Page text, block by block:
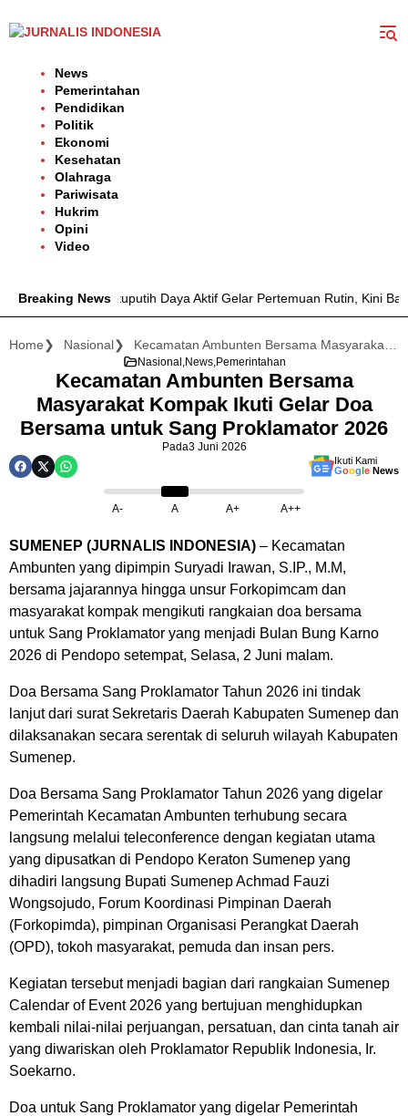
ke
News
Pemerintahan
Pendidikan
Politik
Ekonomi
Kesehatan
Olahraga
Pariwisata
Hukrim
Opini
Video
Breaking News
Desa Batuputih Daya Aktif Gelar Pertemuan Rutin, Kini Bahas
Home Nasional
Nasional News Pemerintahan
Kecamatan Ambunten Bersama
Masyarakat Kompak Ikuti Gelar Doa
Bersama untuk Sang Proklamator 2026
Pada3 Juni 2026
Ikuti Kami
Google News
A- A A+ A++
SUMENEP (JURNALIS INDONESIA) – Kecamatan
Ambunten yang dipimpin Suryadi Irawan, S.IP., M.M,
bersama jajarannya hingga unsur Forkopimcam dan
masyarakat kompak mengikuti rangkaian doa bersama
untuk Sang Proklamator yang menjadi Bulan Bung Karno
2026 di Pendopo setempat, Selasa, 2 Juni malam.
Doa Bersama Sang Proklamator Tahun 2026 ini tindak
lanjut dari surat Sekretaris Daerah Kabupaten Sumenep dan
dilaksanakan secara serentak di seluruh wilayah Kabupaten
Sumenep.
Doa Bersama Sang Proklamator Tahun 2026 yang digelar
Pemerintah Kecamatan Ambunten terhubung secara
langsung melalui teleconference dengan kegiatan utama
yang dipusatkan di Pendopo Keraton Sumenep yang
dihadiri langsung Bupati Sumenep Achmad Fauzi
Wongsojudo, Forum Koordinasi Pimpinan Daerah
(Forkopimda), pimpinan Organisasi Perangkat Daerah
(OPD), tokoh masyarakat, pemuda dan insan pers.
Kegiatan tersebut menjadi bagian dari rangkaian Sumenep
Calendar of Event 2026 yang bertujuan menghidupkan
kembali nilai-nilai perjuangan, persatuan, dan cinta tanah air
yang diwariskan oleh Proklamator Republik Indonesia, Ir.
Soekarno.
Doa untuk Sang Proklamator yang digelar Pemerintah